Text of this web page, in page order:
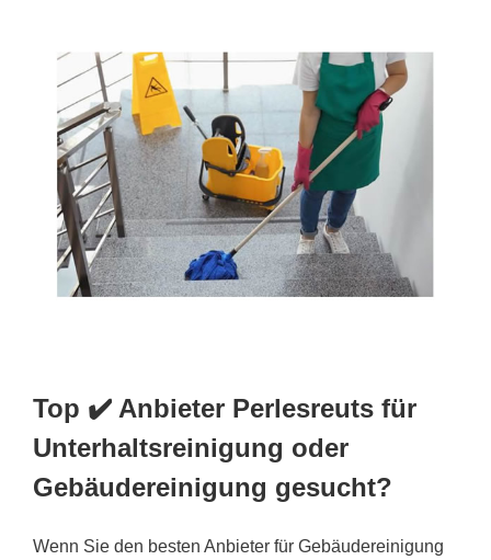
Top ✔️ Anbieter Perlesreuts für
Unterhaltsreinigung oder
Gebäudereinigung gesucht?
Wenn Sie den besten Anbieter für Gebäudereinigung